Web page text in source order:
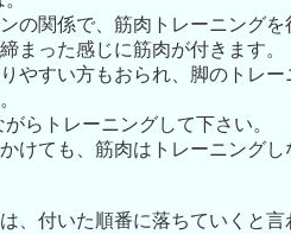
の関係で、筋肉トレーニング
まった感じに筋肉が付きます。
やすい方もおられ、脚のトレ
らトレーニングして下さい。
けても、筋肉はトレーニング
、付いた順番に落ちていくと